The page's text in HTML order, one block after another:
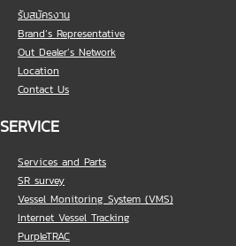
รับสมัครงาน
Brand’s Representative
Out Dealer’s Network
Location
Contact Us
SERVICE
Services and Parts
SR survey
Vessel Monitoring System (VMS)
Internet Vessel Tracking
PurpleTRAC